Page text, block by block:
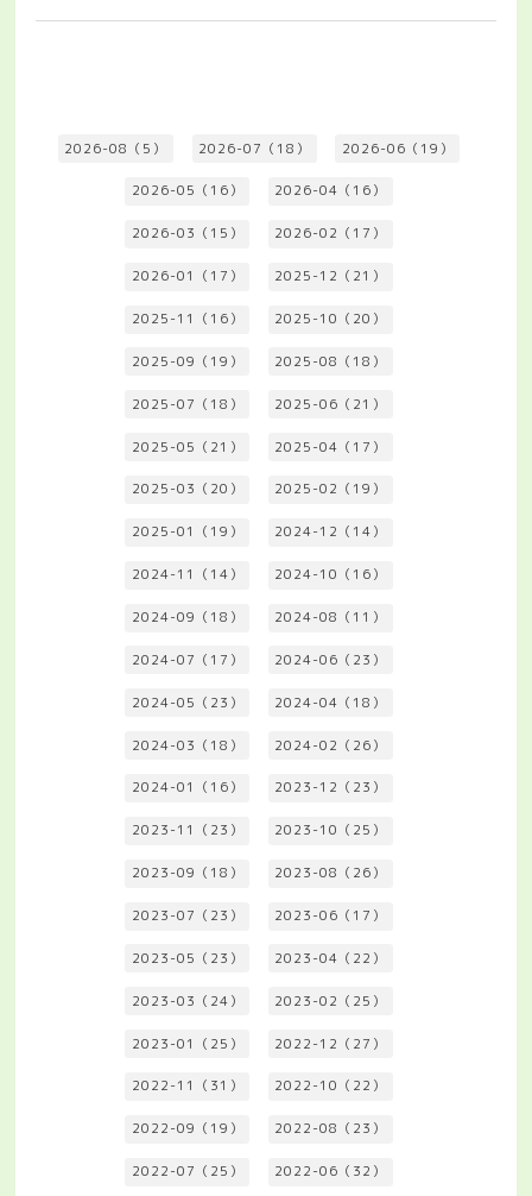
2026-08（5） 2026-07（18） 2026-06（19）
2026-05（16） 2026-04（16）
2026-03（15） 2026-02（17）
2026-01（17） 2025-12（21）
2025-11（16） 2025-10（20）
2025-09（19） 2025-08（18）
2025-07（18） 2025-06（21）
2025-05（21） 2025-04（17）
2025-03（20） 2025-02（19）
2025-01（19） 2024-12（14）
2024-11（14） 2024-10（16）
2024-09（18） 2024-08（11）
2024-07（17） 2024-06（23）
2024-05（23） 2024-04（18）
2024-03（18） 2024-02（26）
2024-01（16） 2023-12（23）
2023-11（23） 2023-10（25）
2023-09（18） 2023-08（26）
2023-07（23） 2023-06（17）
2023-05（23） 2023-04（22）
2023-03（24） 2023-02（25）
2023-01（25） 2022-12（27）
2022-11（31） 2022-10（22）
2022-09（19） 2022-08（23）
2022-07（25） 2022-06（32）